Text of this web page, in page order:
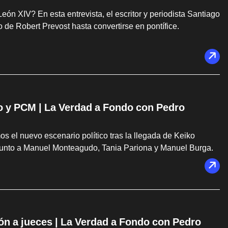
XIV? En esta entrevista, el escritor y periodista Santiago
Robert Prevost hasta convertirse en pontífice.
PCM | La Verdad a Fondo con Pedro
el nuevo escenario político tras la llegada de Keiko
a Manuel Monteagudo, Tania Pariona y Manuel Burga.
a jueces | La Verdad a Fondo con Pedro